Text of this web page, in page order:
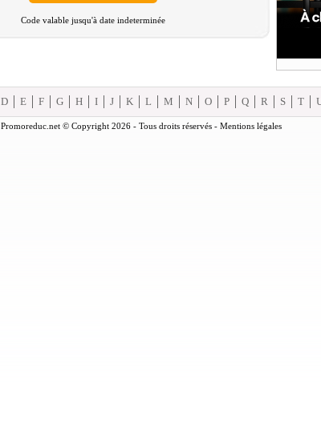
Code valable jusqu'à date indeterminée
D E F G H I J K L M N O P Q R S T
Promoreduc.net © Copyright 2026 - Tous droits réservés - Mentions légales